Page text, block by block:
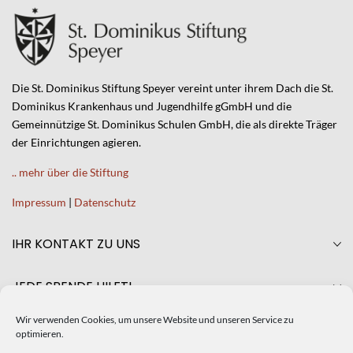
Wir verwenden Cookies, um unsere Website und unseren Service zu
optimieren.
Die St. Dominikus Stiftung Speyer vereint unter ihrem Dach die St.
Dominikus Krankenhaus und Jugendhilfe gGmbH und die
Gemeinnützige St. Dominikus Schulen GmbH, die als direkte Träger
der Einrichtungen agieren.
.. mehr über die Stiftung
Impressum | Datenschutz
IHR KONTAKT ZU UNS
JEDE SPENDE HILFT!
AKTUELLES